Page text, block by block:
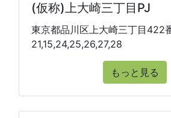
(仮称)上大崎三丁目PJ
東京都品川区上大崎三丁目422
21,15,24,25,26,27,28
もっと見る